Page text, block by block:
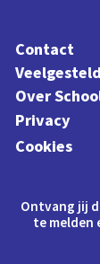
Contact
Over
Privacy
Cookies
Ontvang jij
te melden